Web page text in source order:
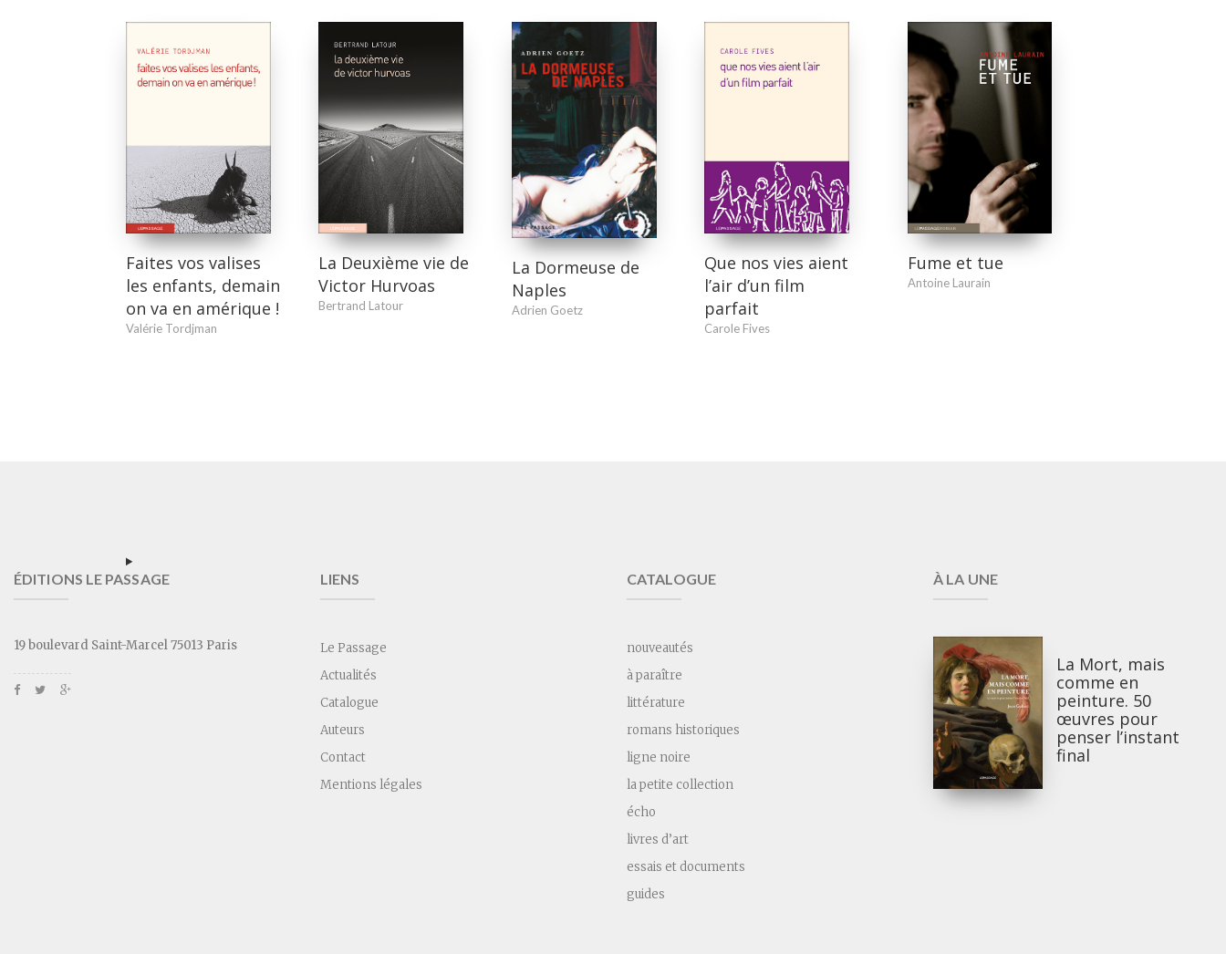
Faites vos valises
les enfants, demain
on va en amérique !
Valérie Tordjman
La Deuxième vie de
Victor Hurvoas
Bertrand Latour
La Dormeuse de
Naples
Adrien Goetz
Que nos vies aient
l’air d’un film
parfait
Carole Fives
Fume et tue
Antoine Laurain
ÉDITIONS LE PASSAGE
19 boulevard Saint-Marcel 75013 Paris
LIENS
Le Passage
Actualités
Catalogue
Auteurs
Contact
Mentions légales
CATALOGUE
nouveautés
à paraître
littérature
romans historiques
ligne noire
la petite collection
écho
livres d’art
essais et documents
guides
À LA UNE
La Mort, mais
comme en
peinture. 50
œuvres pour
penser l’instant
final